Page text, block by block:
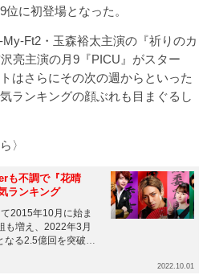
に初登場となった。
Ft2・玉森裕太主演の『祈りのカ
亮主演の月9『PICU』がスター
はさらにその次の週からといった
ランキングの顔ぶれも目まぐるし
〉
も不調で『花晴
ランキング
2015年10月に始ま
も増え、2022年3月
なる2.5億回を突破
2022.10.01